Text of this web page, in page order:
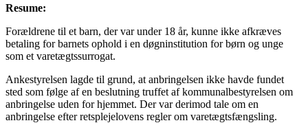
Resume:
Forældrene til et barn, der var under 18 år, kunne ikke afkræves
betaling for barnets ophold i en døgninstitution for børn og unge
som et varetægtssurrogat.
Ankestyrelsen lagde til grund, at anbringelsen ikke havde fundet
sted som følge af en beslutning truffet af kommunalbestyrelsen om
anbringelse uden for hjemmet. Der var derimod tale om en
anbringelse efter retsplejelovens regler om varetægtsfængsling.